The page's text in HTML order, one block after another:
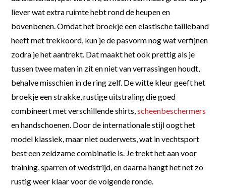
liever wat extra ruimte hebt rond de heupen en
bovenbenen. Omdat het broekje een elastische tailleband
heeft met trekkoord, kun je de pasvorm nog wat verfijnen
zodra je het aantrekt. Dat maakt het ook prettig als je
tussen twee maten in zit en niet van verrassingen houdt,
behalve misschien in de ring zelf. De witte kleur geeft het
broekje een strakke, rustige uitstraling die goed
combineert met verschillende shirts,scheenbeschermers
en handschoenen. Door de internationale stijl oogt het
model klassiek, maar niet ouderwets, wat in vechtsport
best een zeldzame combinatie is. Je trekt het aan voor
training, sparren of wedstrijd, en daarna hangt het net zo
rustig weer klaar voor de volgende ronde.